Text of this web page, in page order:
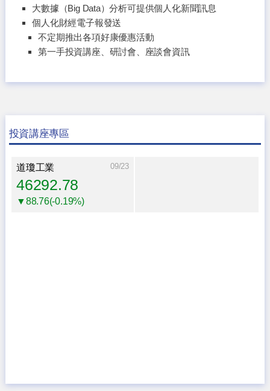
大數據（Big Data）分析可提供個人化新聞訊息
個人化財經電子報發送
不定期推出各項好康優惠活動
第一手投資講座、研討會、座談會資訊
投資講座專區
道瓊工業 09/23
46292.78
▼88.76(-0.19%)